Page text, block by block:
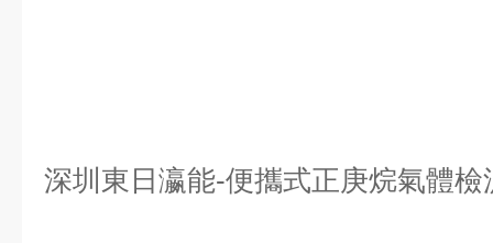
深圳東日瀛能-便攜式正庚烷氣體